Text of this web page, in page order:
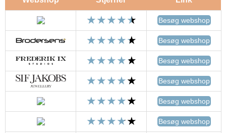
Besøg webshop
Besøg webshop
Besøg webshop
Besøg webshop
Besøg webshop
Besøg webshop